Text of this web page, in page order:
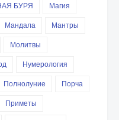
БУРЯ
Магия
Мандала
Мантры
Молитвы
Нумерология
Полнолуние
Порча
Приметы